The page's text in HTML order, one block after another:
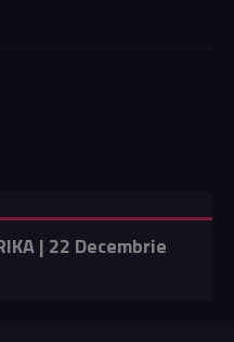
| 22 Decembrie